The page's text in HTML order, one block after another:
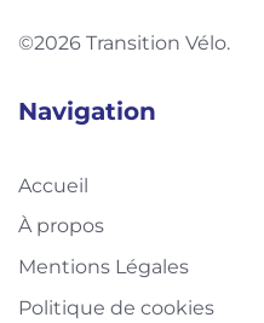
©2026 Transition Vélo.
Navigation
Accueil
À propos
Mentions Légales
Politique de cookies